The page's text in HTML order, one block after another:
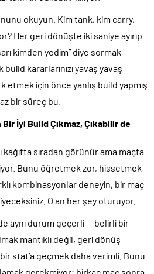
okuyun. Kim tank, kim carry,
Her geri dönüşte iki saniye ayırıp
kimden yedim” diye sormak
kararlarınızı yavaş yavaş
için önce yanlış build yapmış
bir süreç bu.
İyi Build Çıkmaz, Çıkabilir de
kağıtta sıradan görünür ama maçta
Bunu öğretmek zor, hissetmek
kombinasyonlar deneyin, bir maç
O an her şey oturuyor.
aynı durum geçerli — belirli bir
mantıklı değil, geri dönüş
stat’a geçmek daha verimli. Bunu